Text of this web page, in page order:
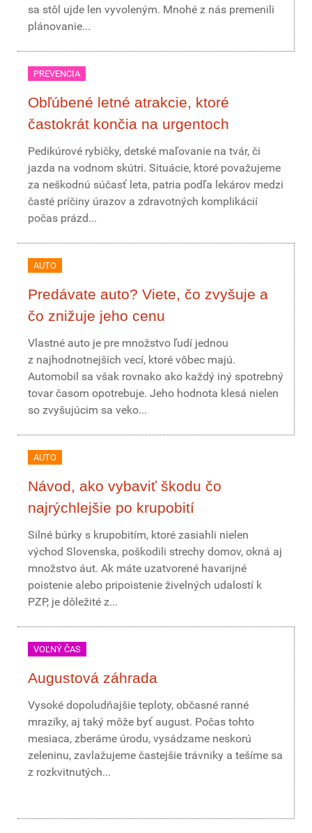
sa stôl ujde len vyvoleným. Mnohé z nás premenili
plánovanie...
PREVENCIA
Obľúbené letné atrakcie, ktoré
častokrát končia na urgentoch
Pedikúrové rybičky, detské maľovanie na tvár, či
jazda na vodnom skútri. Situácie, ktoré považujeme
za neškodnú súčasť leta, patria podľa lekárov medzi
časté príčiny úrazov a zdravotných komplikácií
počas prázd...
AUTO
Predávate auto? Viete, čo zvyšuje a
čo znižuje jeho cenu
Vlastné auto je pre množstvo ľudí jednou
z najhodnotnejších vecí, ktoré vôbec majú.
Automobil sa však rovnako ako každý iný spotrebný
tovar časom opotrebuje. Jeho hodnota klesá nielen
so zvyšujúcim sa veko...
AUTO
Návod, ako vybaviť škodu čo
najrýchlejšie po krupobití
Silné búrky s krupobitím, ktoré zasiahli nielen
východ Slovenska, poškodili strechy domov, okná aj
množstvo áut. Ak máte uzatvorené havarijné
poistenie alebo pripoistenie živelných udalostí k
PZP, je dôležité z...
VOĽNÝ ČAS
Augustová záhrada
Vysoké dopoludňajšie teploty, občasné ranné
mrazíky, aj taký môže byť august. Počas tohto
mesiaca, zberáme úrodu, vysádzame neskorú
zeleninu, zavlažujeme častejšie trávniky a tešíme sa
z rozkvitnutých...